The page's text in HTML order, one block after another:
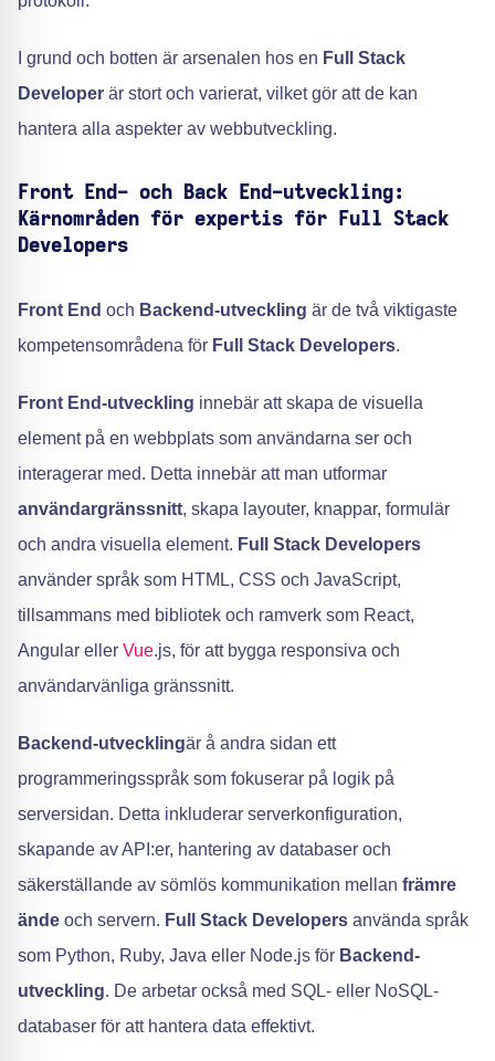
I grund och botten är arsenalen hos en Full Stack
Developer är stort och varierat, vilket gör att de kan
hantera alla aspekter av webbutveckling.
Front End- och Back End-utveckling:
Kärnområden för expertis för Full Stack
Developers
Front End och Backend-utveckling är de två viktigaste
kompetensområdena för Full Stack Developers.
Front End-utveckling innebär att skapa de visuella
element på en webbplats som användarna ser och
interagerar med. Detta innebär att man utformar
användargränssnitt, skapa layouter, knappar, formulär
och andra visuella element. Full Stack Developers
använder språk som HTML, CSS och JavaScript,
tillsammans med bibliotek och ramverk som React,
Angular eller Vue.js, för att bygga responsiva och
användarvänliga gränssnitt.
Backend-utvecklingär å andra sidan ett
programmeringsspråk som fokuserar på logik på
serversidan. Detta inkluderar serverkonfiguration,
skapande av API:er, hantering av databaser och
säkerställande av sömlös kommunikation mellan främre
ände och servern. Full Stack Developers använda språk
som Python, Ruby, Java eller Node.js för Backend-
utveckling. De arbetar också med SQL- eller NoSQL-
databaser för att hantera data effektivt.